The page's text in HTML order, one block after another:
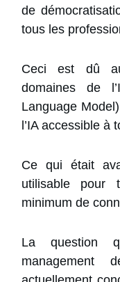
de
tous les
Ceci est dû
domaines de
Language
l’IA accessible à
Ce qui était
utilisable
minimum de
La question